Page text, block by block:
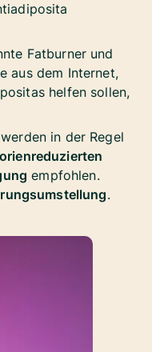
Fatburner und
aus dem Internet,
helfen sollen,
in der Regel
empfohlen.
.